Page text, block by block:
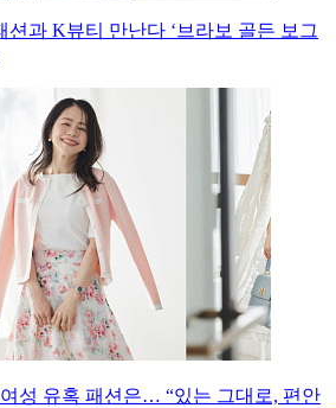
션과 K뷰티 만난다 ‘브라보 골든 보그
성 유혹 패션은… “있는 그대로, 편안